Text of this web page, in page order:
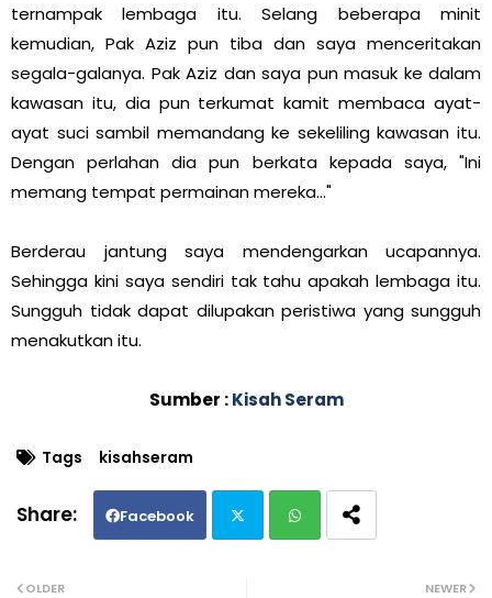
ternampak lembaga itu. Selang beberapa minit
kemudian, Pak Aziz pun tiba dan saya menceritakan
segala-galanya. Pak Aziz dan saya pun masuk ke dalam
kawasan itu, dia pun terkumat kamit membaca ayat-
ayat suci sambil memandang ke sekeliling kawasan itu.
Dengan perlahan dia pun berkata kepada saya, "Ini
memang tempat permainan mereka..."
Berderau jantung saya mendengarkan ucapannya.
Sehingga kini saya sendiri tak tahu apakah lembaga itu.
Sungguh tidak dapat dilupakan peristiwa yang sungguh
menakutkan itu.
Sumber :Kisah Seram
Tags kisahseram
Facebook
NEWER
OLDER